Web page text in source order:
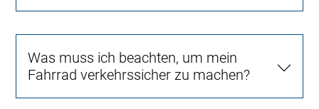
Was muss ich beachten, um mein
Fahrrad verkehrssicher zu machen?